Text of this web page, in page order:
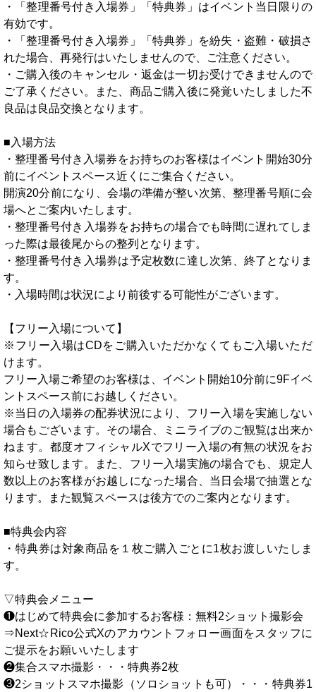
・「整理番号付き入場券」「特典券」はイベント当日限りの
有効です。
・「整理番号付き入場券」「特典券」を紛失・盗難・破損さ
れた場合、再発行はいたしませんので、ご注意ください。
・ご購入後のキャンセル・返金は一切お受けできませんので
ご了承ください。また、商品ご購入後に発覚いたしました不
良品は良品交換となります。
■入場方法
・整理番号付き入場券をお持ちのお客様はイベント開始30分
前にイベントスペース近くにご集合ください。
開演20分前になり、会場の準備が整い次第、整理番号順に会
場へとご案内いたします。
・整理番号付き入場券をお持ちの場合でも時間に遅れてしま
った際は最後尾からの整列となります。
・整理番号付き入場券は予定枚数に達し次第、終了となりま
す。
・入場時間は状況により前後する可能性がございます。
【フリー入場について】
※フリー入場はCDをご購入いただかなくてもご入場いただ
けます。
フリー入場ご希望のお客様は、イベント開始10分前に9Fイベ
ントスペース前にお越しください。
※当日の入場券の配券状況により、フリー入場を実施しない
場合もございます。その場合、ミニライブのご観覧は出来か
ねます。都度オフィシャルXでフリー入場の有無の状況をお
知らせ致します。また、フリー入場実施の場合でも、規定人
数以上のお客様がお越しになった場合、当日会場で抽選とな
ります。また観覧スペースは後方でのご案内となります。
■特典会内容
・特典券は対象商品を１枚ご購入ごとに1枚お渡しいたしま
す。
▽特典会メニュー
❶はじめて特典会に参加するお客様：無料2ショット撮影会
⇒Next☆Rico公式Xのアカウントフォロー画面をスタッフに
ご提示をお願いいたします
❷集合スマホ撮影・・・特典券2枚
❸2ショットスマホ撮影（ソロショットも可）・・・特典券1